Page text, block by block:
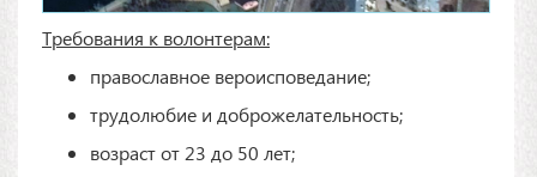
Требования к волонтерам:
православное вероисповедание;
трудолюбие и доброжелательность;
возраст от 23 до 50 лет;